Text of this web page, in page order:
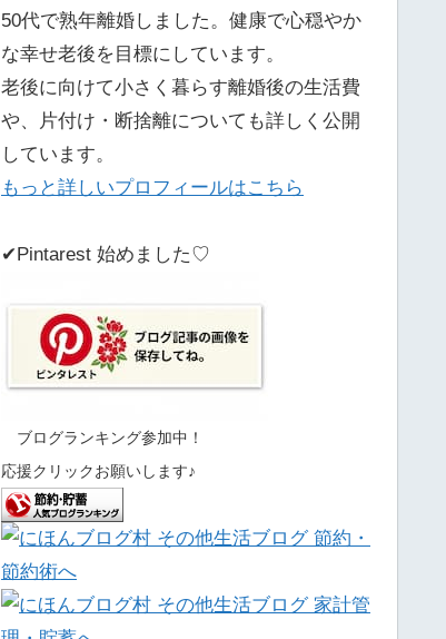
50代で熟年離婚しました。健康で心穏やか
な幸せ老後を目標にしています。
老後に向けて小さく暮らす離婚後の生活費
や、片付け・断捨離についても詳しく公開
しています。
もっと詳しいプロフィールはこちら
✔Pintarest 始めました♡
ブログランキング参加中！
応援クリックお願いします♪